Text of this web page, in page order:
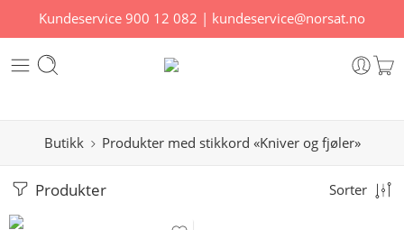
Kundeservice 900 12 082 | kundeservice@norsat.no
Butikk Produkter med stikkord «Kniver og fjøler»
Produkter Sorter